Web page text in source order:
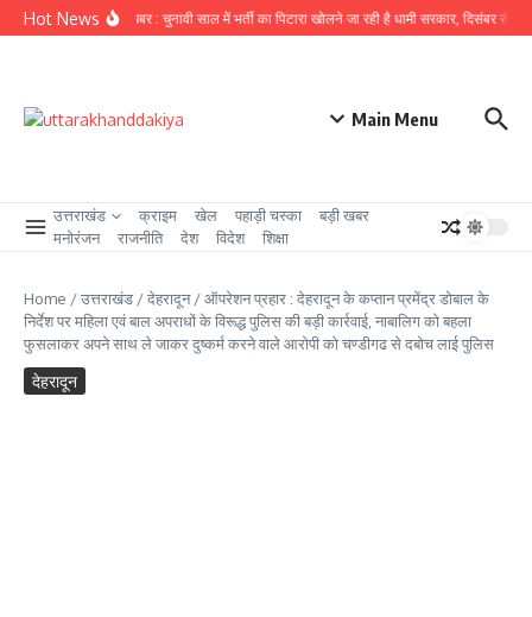
Skip to content
Hot News
उत्तराखंड से बड़ी खबर : चुनावी साल में भर्ती का पिटारा खोलने जा रही है धामी सरकार, दिसंबर से
Main Menu
उत्तराखंड क्राइम खेल पहाड़ी चस्का
बड़ी खबर
मनोरंजन
राजनीति देश विदेश शिक्षा
Home /उत्तराखंड /देहरादून/ऑपरेशन प्रहार : देहरादून के कप्तान प्रमेंद्र डोबाल के
निर्देश पर महिला एवं बाल अपराधों के विरूद्ध पुलिस की बड़ी कार्रवाई, नाबालिग को बहला
फुसलाकर अपने साथ ले जाकर दुष्कर्म करने वाले आरोपी को चण्डीगढ से दबोच लाई पुलिस
देहरादून